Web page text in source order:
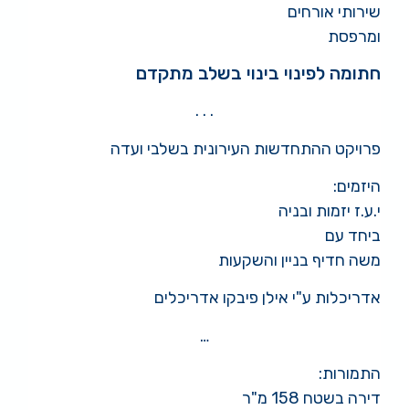
שירותי אורחים
ומרפסת
חתומה לפינוי בינוי בשלב מתקדם
. . .
פרויקט ההתחדשות העירונית בשלבי ועדה
היזמים:
י.ע.ז יזמות ובניה
ביחד עם
משה חדיף בניין והשקעות
אדריכלות ע"י אילן פיבקו אדריכלים
…
התמורות:
דירה בשטח 158 מ"ר